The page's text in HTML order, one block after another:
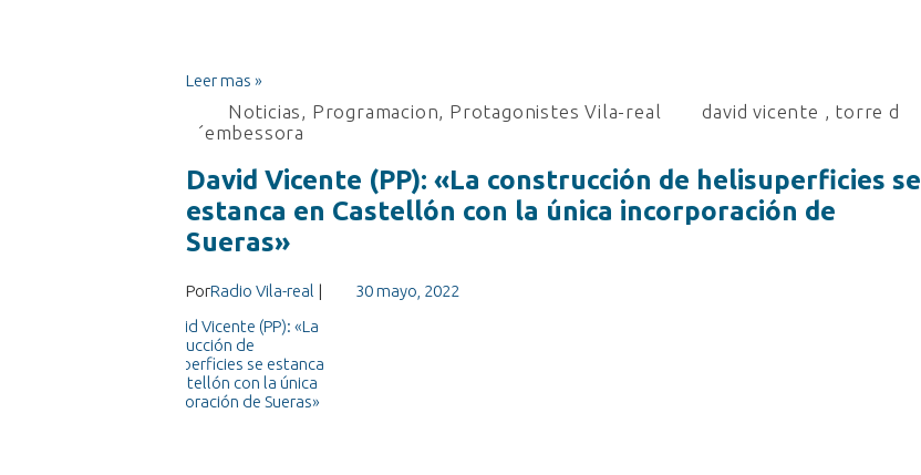
Leer mas »
Noticias, Programacion, Protagonistes Vila-real david vicente , torre d
´embessora
David Vicente (PP): «La construcción de helisuperficies se
estanca en Castellón con la única incorporación de
Sueras»
PorRadio Vila-real | 30 mayo, 2022